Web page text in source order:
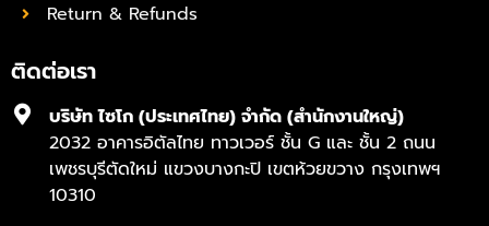
Return & Refunds
ติดต่อเรา
บริษัท ไซโก (ประเทศไทย) จำกัด (สำนักงานใหญ่)
2032 อาคารอิตัลไทย ทาวเวอร์ ชั้น G และ ชั้น 2 ถนน
เพชรบุรีตัดใหม่ แขวงบางกะปิ เขตห้วยขวาง กรุงเทพฯ
10310